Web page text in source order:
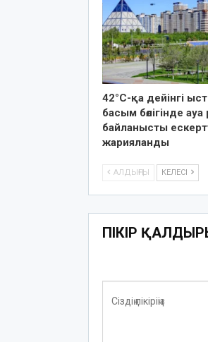
42°C-қа дейінгі
басым бөлігінде
байланысты
жарияланды
АЛДЫҢҒЫ КЕЛЕСІ
ПІКІР